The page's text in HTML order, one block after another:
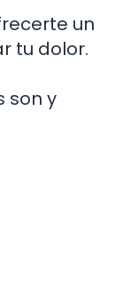
un
tu dolor.
son y